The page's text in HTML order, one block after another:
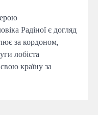
Радіної є догляд
за кордоном,
лобіста
країну за